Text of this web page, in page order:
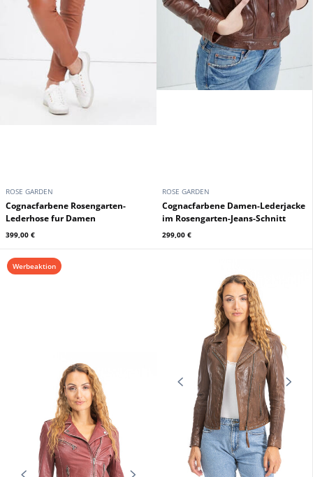
ROSE GARDEN
Cognacfarbene Rosengarten-
Lederhose fur Damen
399,00 €
ROSE GARDEN
Cognacfarbene Damen-Lederjacke
im Rosengarten-Jeans-Schnitt
299,00 €
Werbeaktion